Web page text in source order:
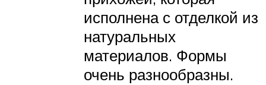
исполнена с отделкой из
натуральных
материалов. Формы
очень разнообразны.